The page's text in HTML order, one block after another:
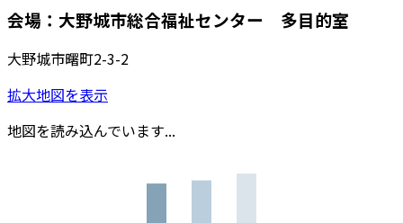
会場：大野城市総合福祉センター 多目的室
大野城市曙町2-3-2
拡大地図を表示
地図を読み込んでいます...